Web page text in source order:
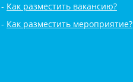
Как разместить вакансию?
Как разместить мероприятие?